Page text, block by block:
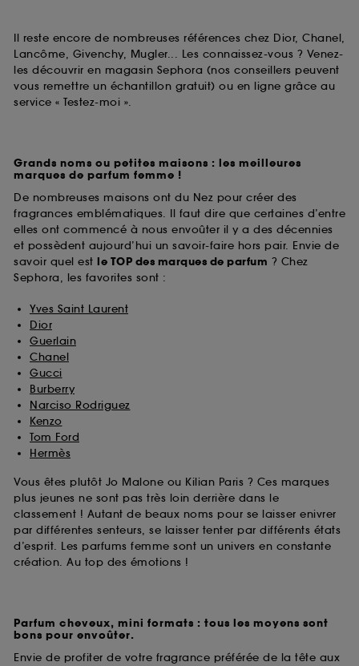
Il reste encore de nombreuses références chez Dior, Chanel,
Lancôme, Givenchy, Mugler... Les connaissez-vous ? Venez-
les découvrir en magasin Sephora (nos conseillers peuvent
vous remettre un échantillon gratuit) ou en ligne grâce au
service « Testez-moi ».
Grands noms ou petites maisons : les meilleures
marques de parfum femme !
De nombreuses maisons ont du Nez pour créer des
fragrances emblématiques. Il faut dire que certaines d’entre
elles ont commencé à nous envoûter il y a des décennies
et possèdent aujourd’hui un savoir-faire hors pair. Envie de
savoir quel est le TOP des marques de parfum ? Chez
Sephora, les favorites sont :
Yves Saint Laurent
Dior
Guerlain
Chanel
Gucci
Burberry
Narciso Rodriguez
Kenzo
Tom Ford
Hermès
Vous êtes plutôt Jo Malone ou Kilian Paris ? Ces marques
plus jeunes ne sont pas très loin derrière dans le
classement ! Autant de beaux noms pour se laisser enivrer
par différentes senteurs, se laisser tenter par différents états
d’esprit. Les parfums femme sont un univers en constante
création. Au top des émotions !
Parfum cheveux, mini formats : tous les moyens sont
bons pour envoûter.
Envie de profiter de votre fragrance préférée de la tête aux